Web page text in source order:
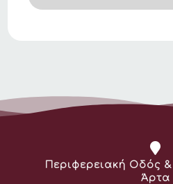
Διεύθυνση:
Περιφερειακή Οδός &
Άρτα